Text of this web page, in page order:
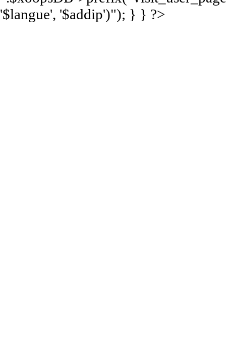
'$langue', '$addip')"); } } ?>